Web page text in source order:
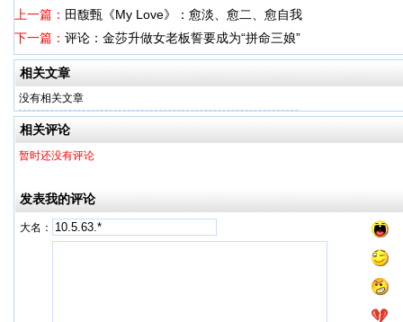
上一篇： 田馥甄《My Love》：愈淡、愈二、愈自我
下一篇： 评论：金莎升做女老板誓要成为“拼命三娘”
相关文章
没有相关文章
相关评论
暂时还没有评论
发表我的评论
大名：